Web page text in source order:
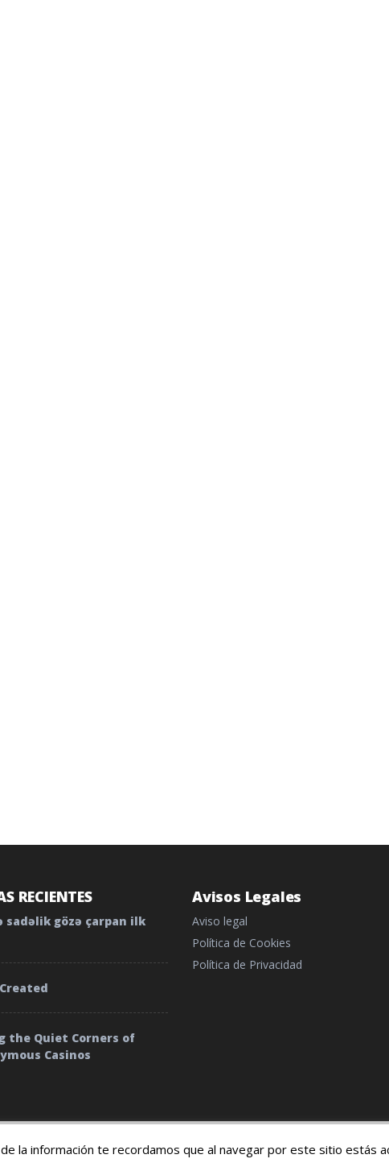
RECIENTES
sadəlik gözə çarpan ilk
the Quiet Corners of
Casinos
Avisos Legales
Aviso legal
Política de Cookies
Política de Privacidad
y condiciones
la información te recordamos que al navegar por este sitio estás